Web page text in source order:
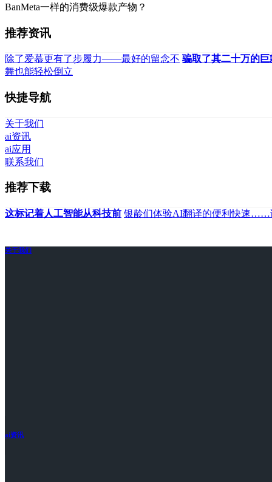
BanMeta一样的消费级爆款产物？
推荐资讯
除了爱慕更有了步履力——最好的留念不 骗取了其二十万的巨
舞也能轻松倒立
快捷导航
关于我们
ai资讯
ai应用
联系我们
推荐下载
这标记着人工智能从科技前 银龄们体验AI翻译的便利快速……
关于我们
ai资讯